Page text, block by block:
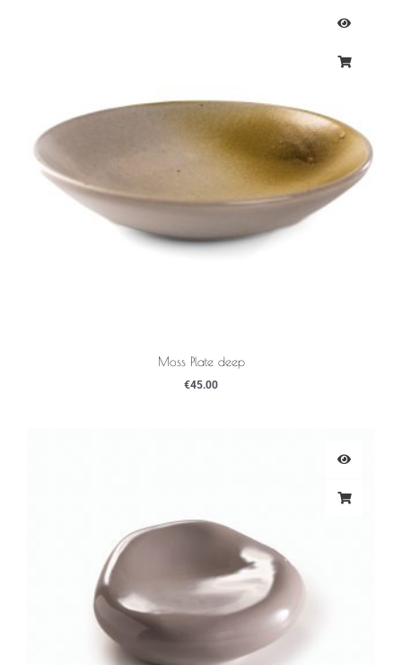
Moss Plate deep
€45.00